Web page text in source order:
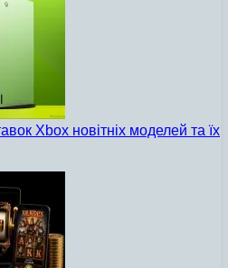
Xbox новітніх моделей та їх